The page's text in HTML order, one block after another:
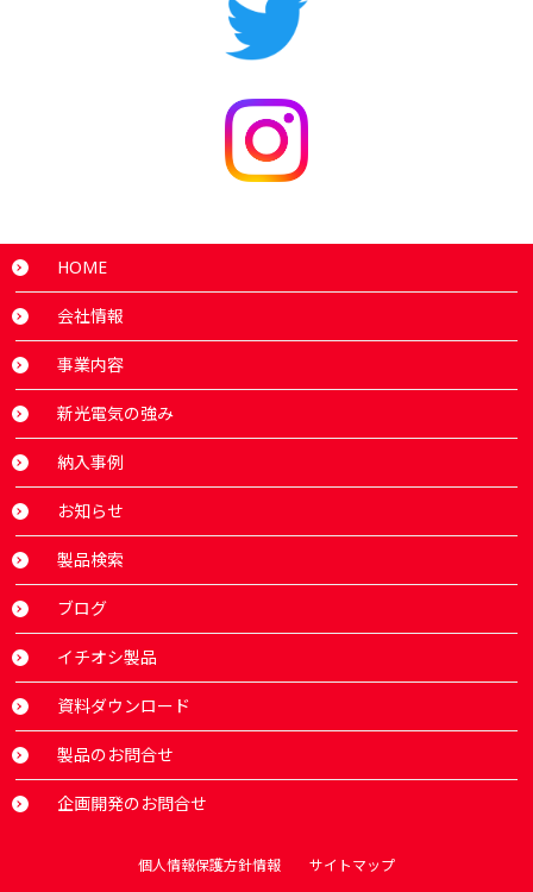
HOME
会社情報
事業内容
新光電気の強み
納入事例
お知らせ
製品検索
ブログ
イチオシ製品
資料ダウンロード
製品のお問合せ
企画開発のお問合せ
個人情報保護方針情報 サイトマップ